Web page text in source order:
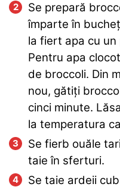
Se prepară
împarte în
la fiert apa cu
Pentru apa
de broccoli. Din
nou, gătiți
cinci minute.
la temperatura
Se fierb ouăle
taie în sferturi.
Se taie ardeii